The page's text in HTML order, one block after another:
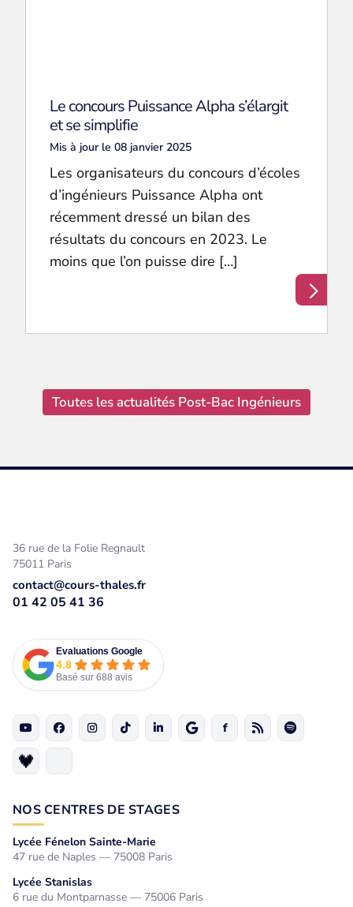
Le concours Puissance Alpha s’élargit
et se simplifie
Mis à jour le 08 janvier 2025
Les organisateurs du concours d’écoles
d’ingénieurs Puissance Alpha ont
récemment dressé un bilan des
résultats du concours en 2023. Le
moins que l’on puisse dire […]
Toutes les actualités Post-Bac Ingénieurs
36 rue de la Folie Regnault
75011 Paris
contact@cours-thales.fr
01 42 05 41 36
Evaluations Google
4.8
Basé sur 688 avis
NOS CENTRES DE STAGES
Lycée Fénelon Sainte-Marie
47 rue de Naples — 75008 Paris
Lycée Stanislas
6 rue du Montparnasse — 75006 Paris